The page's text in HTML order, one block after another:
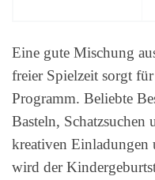
Eine gute Mischung
freier Spielzeit sorgt
Programm. Beliebte
Basteln,
kreativen Einladungen
wird der